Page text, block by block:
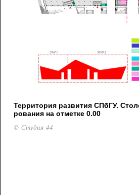
Территория развития СПбГУ.
рования на отметке 0.00
© Студия 44